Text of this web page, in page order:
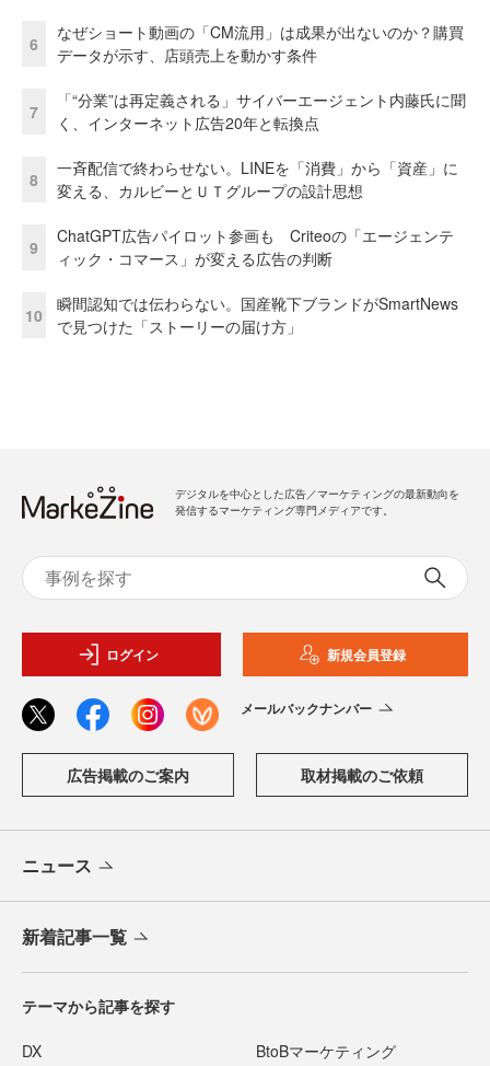
6
なぜショート動画の「CM流用」は成果が出ないのか？購買
データが示す、店頭売上を動かす条件
7
「“分業”は再定義される」サイバーエージェント内藤氏に聞
く、インターネット広告20年と転換点
8
一斉配信で終わらせない。LINEを「消費」から「資産」に
変える、カルビーとＵＴグループの設計思想
9
ChatGPT広告パイロット参画も Criteoの「エージェンテ
ィック・コマース」が変える広告の判断
10
瞬間認知では伝わらない。国産靴下ブランドがSmartNews
で見つけた「ストーリーの届け方」
デジタルを中心とした広告／マーケティングの最新動向を
発信するマーケティング専門メディアです。
ログイン 新規会員登録
メールバックナンバー
広告掲載のご案内 取材掲載のご依頼
ニュース
新着記事一覧
テーマから記事を探す
DX BtoBマーケティング